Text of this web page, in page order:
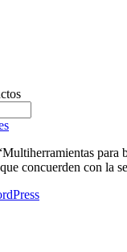
para
concuerden con la